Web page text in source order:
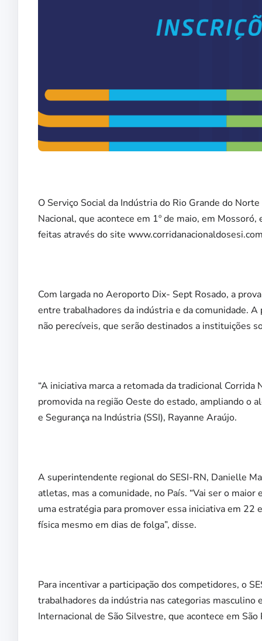
O Serviço Social da Indústria do Rio Grande do
Nacional, que acontece em 1º de maio, em
feitas através do site
Com largada no Aeroporto Dix- Sept Rosado, a
entre trabalhadores da indústria e da comunidade.
não perecíveis, que serão destinados a instituições
“A iniciativa marca a retomada da tradicional
promovida na região Oeste do estado, ampliando o
e Segurança na Indústria (SSI), Rayanne Araújo.
A superintendente regional do SESI-RN, Danielle
atletas, mas a comunidade, no País. “Vai ser o
uma estratégia para promover essa iniciativa em 22
física mesmo em dias de folga”, disse.
Para incentivar a participação dos competidores, o
trabalhadores da indústria nas categorias
Internacional de São Silvestre, que acontece em